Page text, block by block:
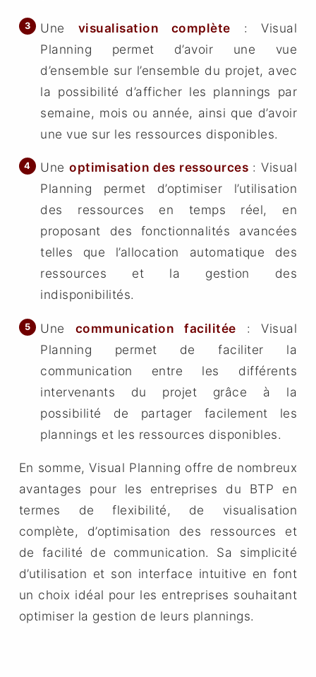
Une visualisation complète : Visual
Planning permet d’avoir une vue
d’ensemble sur l’ensemble du projet, avec
la possibilité d’afficher les plannings par
semaine, mois ou année, ainsi que d’avoir
une vue sur les ressources disponibles.
Uneoptimisation des ressources : Visual
Planning permet d’optimiser l’utilisation
des ressources en temps réel, en
proposant des fonctionnalités avancées
telles que l’allocation automatique des
ressources et la gestion des
indisponibilités.
Une communication facilitée : Visual
Planning permet de faciliter la
communication entre les différents
intervenants du projet grâce à la
possibilité de partager facilement les
plannings et les ressources disponibles.
En somme, Visual Planning offre de nombreux
avantages pour les entreprises du BTP en
termes de flexibilité, de visualisation
complète, d’optimisation des ressources et
de facilité de communication. Sa simplicité
d’utilisation et son interface intuitive en font
un choix idéal pour les entreprises souhaitant
optimiser la gestion de leurs plannings.